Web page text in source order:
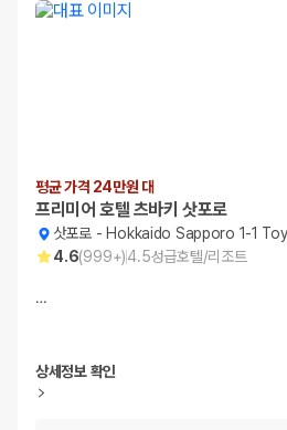
평균 가격 24만원 대
프리미어 호텔 츠바키 삿포로
삿포로 - Hokkaido Sapporo 1-1
4.6(999+)4.5성급호텔/리조트
…
상세정보 확인